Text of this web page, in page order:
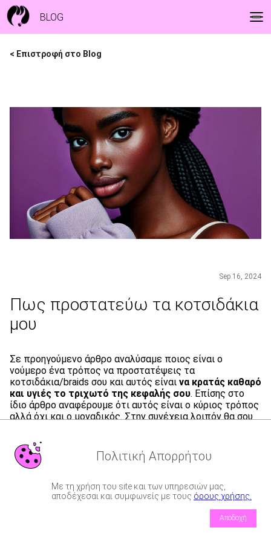
BLOG
< Επιστροφή στο Blog
Sep 16, 2024
Πως προστατεύω τα κοτσιδάκια
μου
Σε προηγούμενο άρθρο αναλύσαμε ποιος είναι ο
νούμερο ένα τρόπος να προστατέψεις τα
κοτσιδάκια/braids σου και αυτός είναι να κρατάς καθαρό
και υγιές το τριχωτό της κεφαλής σου. Επίσης στο
ίδιο άρθρο αναφέρουμε ότι αυτός είναι ο κύριος τρόπος
αλλά όχι και ο μοναδικός. Στην συνέχεια λοιπόν θα σου
με τους οποίους θα εξασφαλίσεις το απόλυτο
αποτέλεσμα.
Τρόποι προστασίας των braids
Κράτα καθαρό και υγιές το τριχωτό της
ΡΑΝΤΕΒΟΥ
Πολιτική Απορρήτου
Με τη χρήση του site και των υπηρεσιών μας,
αποδέχεσαι και συμφωνείς με τους όρους χρήσης.
Αποδοχή